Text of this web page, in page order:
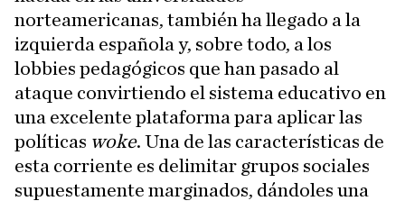
norteamericanas, también ha llegado a la
izquierda española y, sobre todo, a los
lobbies pedagógicos que han pasado al
ataque convirtiendo el sistema educativo en
una excelente plataforma para aplicar las
políticas woke. Una de las características de
esta corriente es delimitar grupos sociales
supuestamente marginados, dándoles una